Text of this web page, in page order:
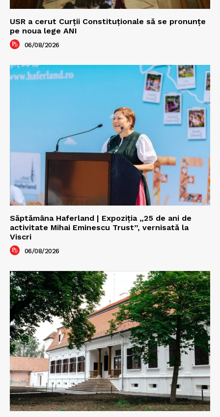
USR a cerut Curții Constituționale să se pronunțe
pe noua lege ANI
06/08/2026
Săptămâna Haferland | Expoziţia „25 de ani de
activitate Mihai Eminescu Trust”, vernisată la
Viscri
06/08/2026